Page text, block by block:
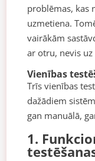
problēmas, kas
uzmetiena.
vairākām
ar otru, nevis
Vienības
Trīs vienības
dažādiem
gan manuālā,
1.